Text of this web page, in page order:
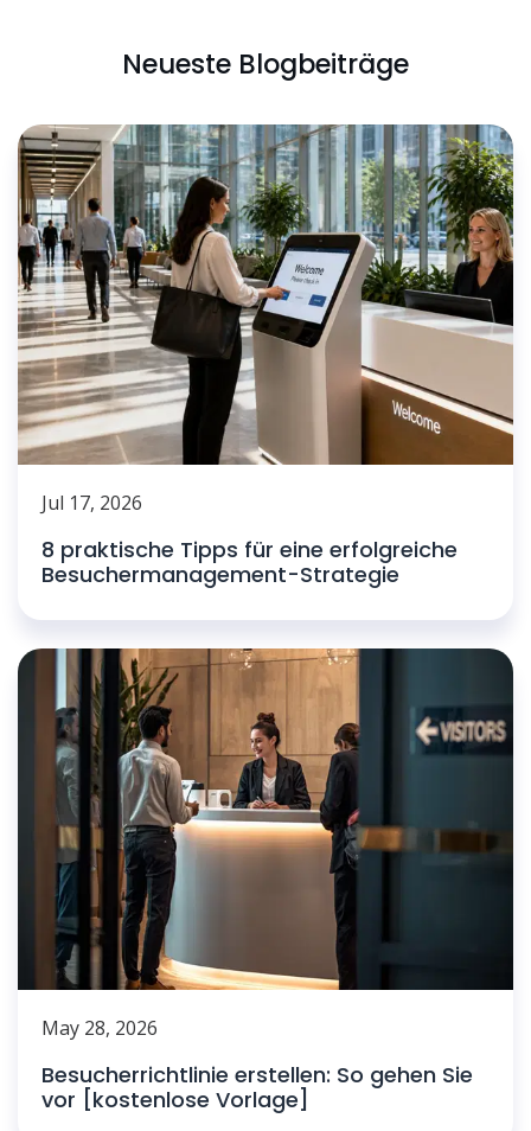
Neueste Blogbeiträge
Jul 17, 2026
8 praktische Tipps für eine erfolgreiche
Besuchermanagement-Strategie
May 28, 2026
Besucherrichtlinie erstellen: So gehen Sie
vor [kostenlose Vorlage]